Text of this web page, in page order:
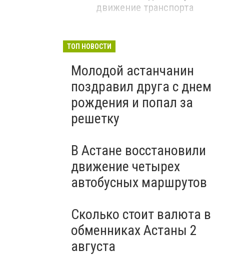
движение транспорта
ТОП НОВОСТИ
Молодой астанчанин
поздравил друга с днем
рождения и попал за
решетку
В Астане восстановили
движение четырех
автобусных маршрутов
Сколько стоит валюта в
обменниках Астаны 2
августа